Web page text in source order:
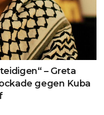
– Greta
gegen Kuba